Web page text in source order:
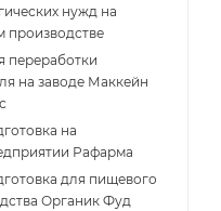
нужд на
производстве
переработки
на заводе Маккейн
на
Рафарма
для пищевого
Органик Фуд